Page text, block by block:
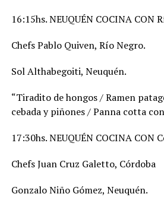
16:15hs. NEUQUÉN COCINA CON
Chefs Pablo Quiven, Río Negro.
Sol Althabegoiti, Neuquén.
“Tiradito de hongos / Ramen
cebada y piñones / Panna cotta
17:30hs. NEUQUÉN COCINA CON
Chefs Juan Cruz Galetto, Córdoba
Gonzalo Niño Gómez, Neuquén.